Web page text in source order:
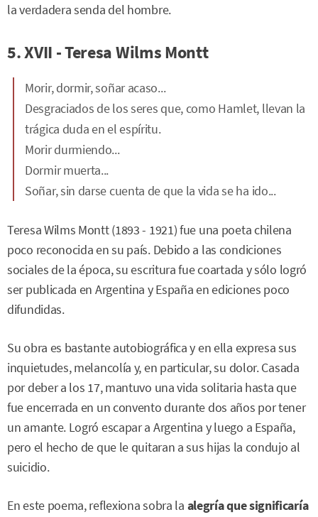
la verdadera senda del hombre.
5. XVII - Teresa Wilms Montt
Morir, dormir, soñar acaso...
Desgraciados de los seres que, como Hamlet, llevan la
trágica duda en el espíritu.
Morir durmiendo...
Dormir muerta...
Soñar, sin darse cuenta de que la vida se ha ido...
Teresa Wilms Montt (1893 - 1921) fue una poeta chilena
poco reconocida en su país. Debido a las condiciones
sociales de la época, su escritura fue coartada y sólo logró
ser publicada en Argentina y España en ediciones poco
difundidas.
Su obra es bastante autobiográfica y en ella expresa sus
inquietudes, melancolía y, en particular, su dolor. Casada
por deber a los 17, mantuvo una vida solitaria hasta que
fue encerrada en un convento durante dos años por tener
un amante. Logró escapar a Argentina y luego a España,
pero el hecho de que le quitaran a sus hijas la condujo al
suicidio.
En este poema, reflexiona sobra la alegría que significaría